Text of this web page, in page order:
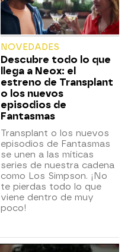
NOVEDADES
Descubre todo lo que
llega a Neox: el
estreno de Transplant
o los nuevos
episodios de
Fantasmas
Transplant o los nuevos
episodios de Fantasmas
se unen a las míticas
series de nuestra cadena
como Los Simpson. ¡No
te pierdas todo lo que
viene dentro de muy
poco!